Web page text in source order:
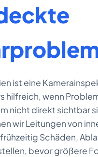
ist eine
hilfreich, wenn
nicht direkt sichtbar
wir Leitungen von
Schäden,
bevor größere